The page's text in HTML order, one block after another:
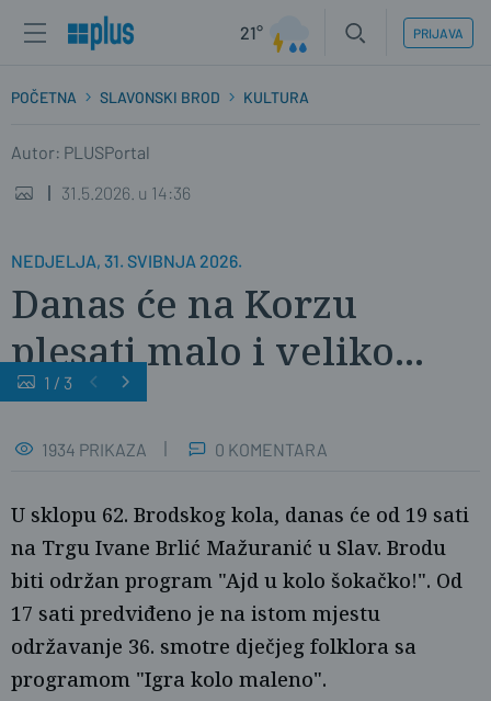
21° PRIJAVA
POČETNA SLAVONSKI BROD KULTURA
Autor: PLUSPortal
31.5.2026. u 14:36
NEDJELJA, 31. SVIBNJA 2026.
Danas će na Korzu
plesati malo i veliko...
1 / 3
1934 PRIKAZA 0 KOMENTARA
U sklopu 62. Brodskog kola, danas će od 19 sati
na Trgu Ivane Brlić Mažuranić u Slav. Brodu
biti održan program "Ajd u kolo šokačko!". Od
17 sati predviđeno je na istom mjestu
održavanje 36. smotre dječjeg folklora sa
programom "Igra kolo maleno".